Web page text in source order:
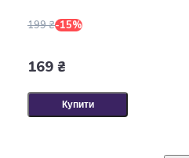
199 ₴-15%
169 ₴
Купити